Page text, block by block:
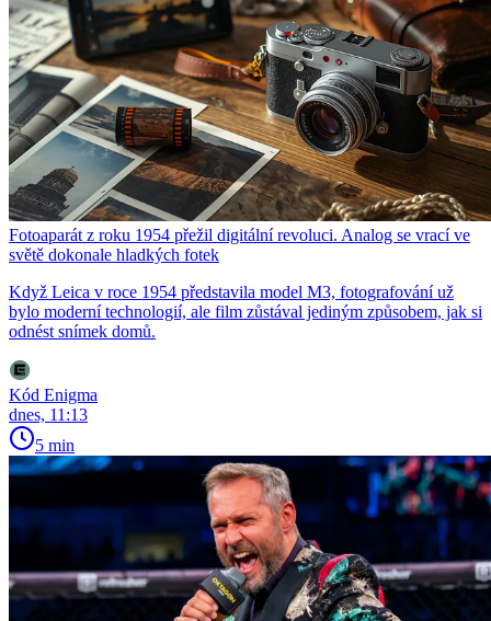
Fotoaparát z roku 1954 přežil digitální revoluci. Analog se vrací ve
světě dokonale hladkých fotek
Když Leica v roce 1954 představila model M3, fotografování už
bylo moderní technologií, ale film zůstával jediným způsobem, jak si
odnést snímek domů.
Kód Enigma
dnes, 11:13
5 min